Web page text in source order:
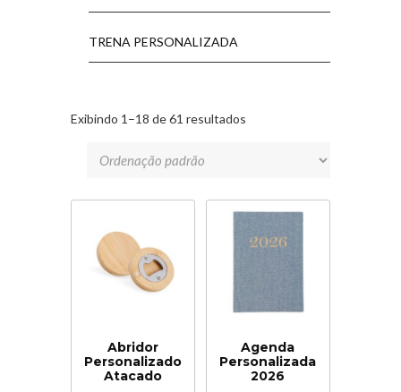
TRENA PERSONALIZADA
Exibindo 1–18 de 61 resultados
Abridor
Personalizado
Atacado
Agenda
Personalizada
2026